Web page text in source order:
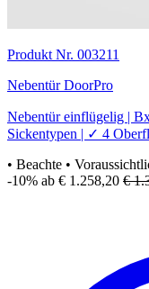
Produkt Nr. 003211
Nebentür DoorPro
Nebentür einflügelig |
Sickentypen | ✓ 4
• Beachte •
-10% ab € 1.258,20 €